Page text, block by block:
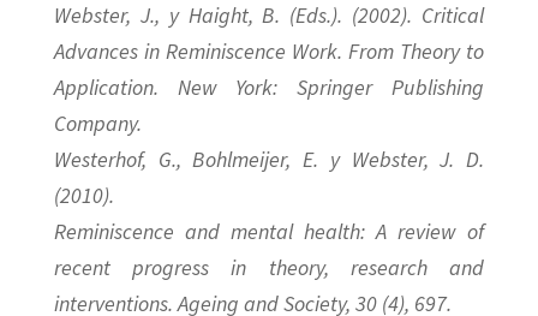
Webster, J., y Haight, B. (Eds.). (2002). Critical
Advances in Reminiscence Work. From Theory to
Application. New York: Springer Publishing
Company.
Westerhof, G., Bohlmeijer, E. y Webster, J. D.
(2010).
Reminiscence and mental health: A review of
recent progress in theory, research and
interventions. Ageing and Society, 30 (4), 697.